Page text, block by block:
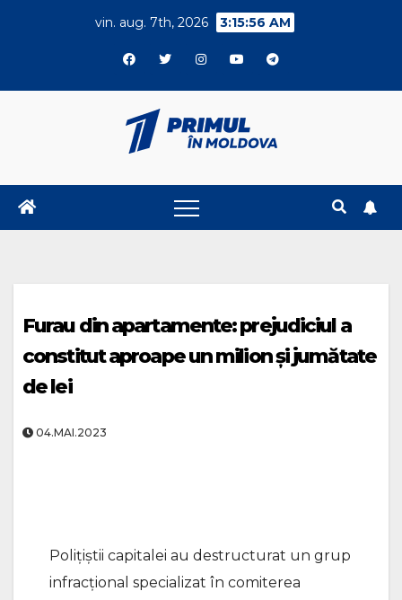
vin. aug. 7th, 2026 3:15:57 AM
Furau din apartamente: prejudiciul a
constitut aproape un milion și jumătate
de lei
04.MAI.2023
Polițiștii capitalei au destructurat un grup
infracțional specializat în comiterea